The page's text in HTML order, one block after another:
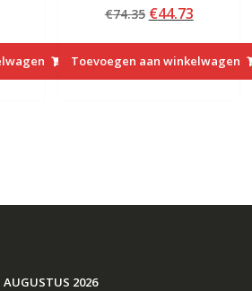
is:
5.00
van 5
€74.35
was:
€74.35.
€44.73Huidige
is:
€44.73.
Toevoegen aan winkelwagen
AUGUSTUS 2026